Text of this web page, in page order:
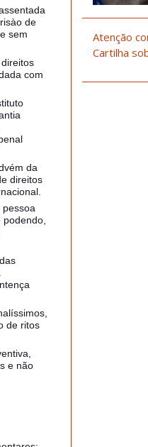
de
sem
com
da
direitos
pessoa
podendo,
de ritos
e não
Atenção
Cartilha